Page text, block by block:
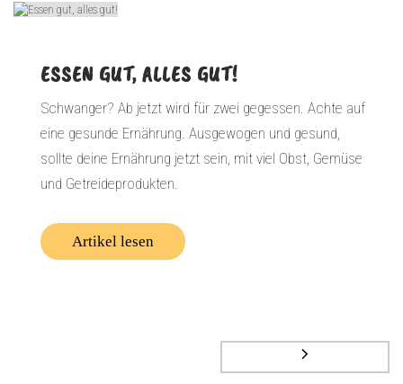
ESSEN GUT, ALLES GUT!
Schwanger? Ab jetzt wird für zwei gegessen. Achte auf
eine gesunde Ernährung. Ausgewogen und gesund,
sollte deine Ernährung jetzt sein, mit viel Obst, Gemüse
und Getreideprodukten.
Artikel lesen